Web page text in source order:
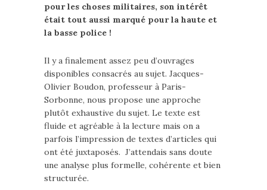
pour les choses militaires, son intérêt
était tout aussi marqué pour la haute et
la basse police !
Il y a finalement assez peu d’ouvrages
disponibles consacrés au sujet. Jacques-
Olivier Boudon, professeur à Paris-
Sorbonne, nous propose une approche
plutôt exhaustive du sujet. Le texte est
fluide et agréable à la lecture mais on a
parfois l’impression de textes d’articles qui
ont été juxtaposés. J’attendais sans doute
une analyse plus formelle, cohérente et bien
structurée.